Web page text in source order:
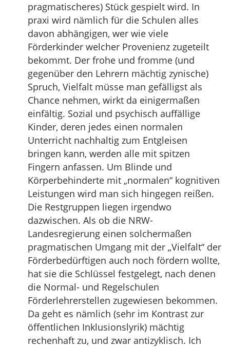
pragmatischeres) Stück gespielt wird. In
praxi wird nämlich für die Schulen alles
davon abhängigen, wer wie viele
Förderkinder welcher Provenienz zugeteilt
bekommt. Der frohe und fromme (und
gegenüber den Lehrern mächtig zynische)
Spruch, Vielfalt müsse man gefälligst als
Chance nehmen, wirkt da einigermaßen
einfältig. Sozial und psychisch auffällige
Kinder, deren jedes einen normalen
Unterricht nachhaltig zum Entgleisen
bringen kann, werden alle mit spitzen
Fingern anfassen. Um Blinde und
Körperbehinderte mit „normalen“ kognitiven
Leistungen wird man sich hingegen reißen.
Die Restgruppen liegen irgendwo
dazwischen. Als ob die NRW-
Landesregierung einen solchermaßen
pragmatischen Umgang mit der „Vielfalt“ der
Förderbedürftigen auch noch fördern wollte,
hat sie die Schlüssel festgelegt, nach denen
die Normal- und Regelschulen
Förderlehrerstellen zugewiesen bekommen.
Da geht es nämlich (sehr im Kontrast zur
öffentlichen Inklusionslyrik) mächtig
rechenhaft zu, und zwar antizyklisch. Ich